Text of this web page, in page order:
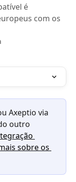
é
com os
Axeptio via
outro
sobre os